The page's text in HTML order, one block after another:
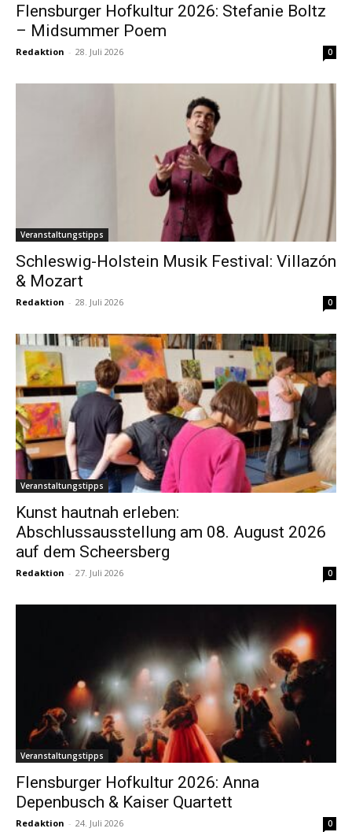
Flensburger Hofkultur 2026: Stefanie Boltz
– Midsummer Poem
Redaktion - 28. Juli 2026 0
Veranstaltungstipps
Schleswig-Holstein Musik Festival: Villazón
& Mozart
Redaktion - 28. Juli 2026 0
Veranstaltungstipps
Kunst hautnah erleben:
Abschlussausstellung am 08. August 2026
auf dem Scheersberg
Redaktion - 27. Juli 2026 0
Veranstaltungstipps
Flensburger Hofkultur 2026: Anna
Depenbusch & Kaiser Quartett
Redaktion - 24. Juli 2026 0